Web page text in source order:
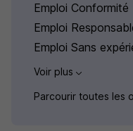
Emploi Conformité
Emploi
Emploi Sans
Voir plus
Parcourir toutes les